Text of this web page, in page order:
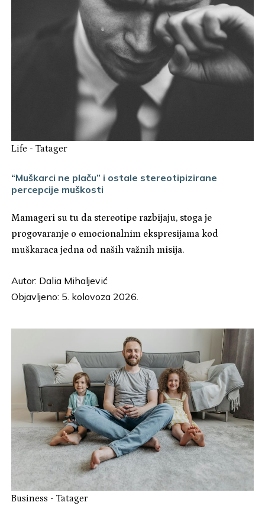
Life -Tatager
“Muškarci ne plaču” i ostale stereotipizirane
percepcije muškosti
Mamageri su tu da stereotipe razbijaju, stoga je
progovaranje o emocionalnim ekspresijama kod
muškaraca jedna od naših važnih misija.
Autor: Dalia Mihaljević
Objavljeno: 5. kolovoza 2026.
Business -Tatager